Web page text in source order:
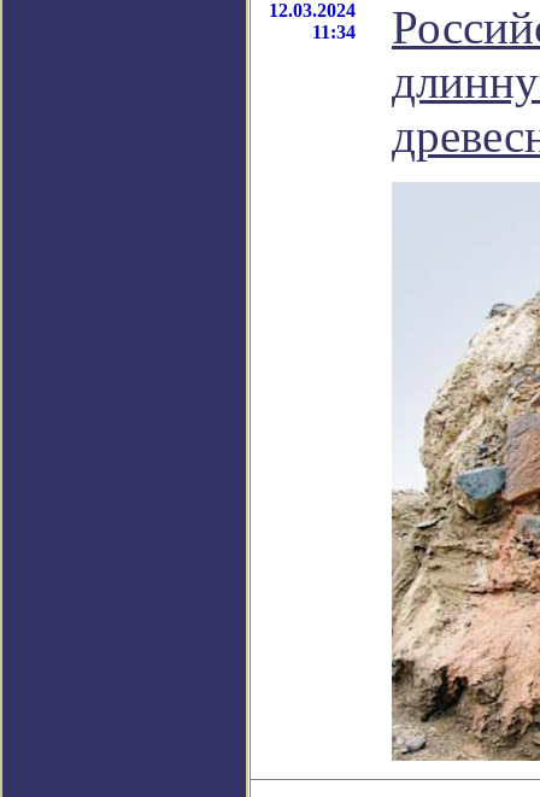
12.03.2024
11:34